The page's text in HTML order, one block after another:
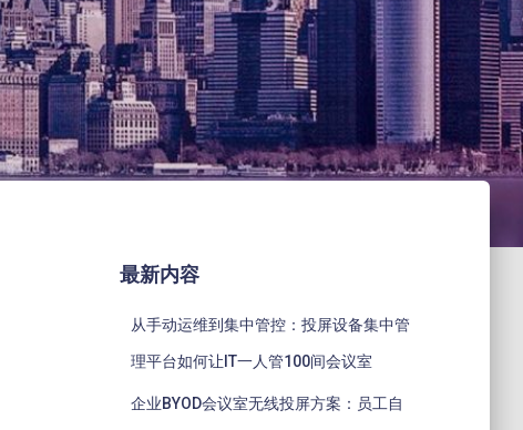
最新内容
从手动运维到集中管控：投屏设备集中管
理平台如何让IT一人管100间会议室
企业BYOD会议室无线投屏方案：员工自